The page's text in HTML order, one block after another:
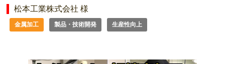
松本工業株式会社 様
金属加工 製品・技術開発 生産性向上